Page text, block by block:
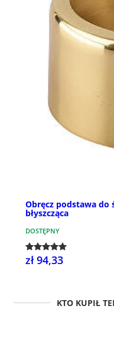
Obręcz podstawa do
błyszcząca
DOSTĘPNY
zł 94,33
KTO KUPIŁ